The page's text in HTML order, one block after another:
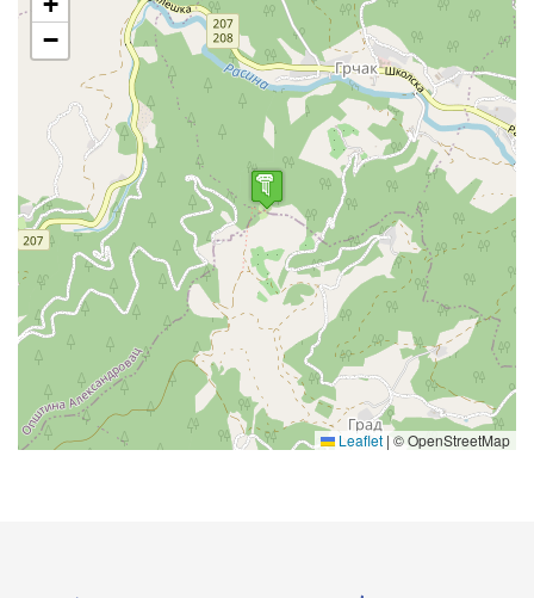
−
Leaflet | © OpenStreetMap